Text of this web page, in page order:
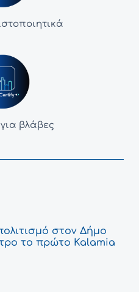
βλάβες
στον Δήμο
το πρώτο Kalamia